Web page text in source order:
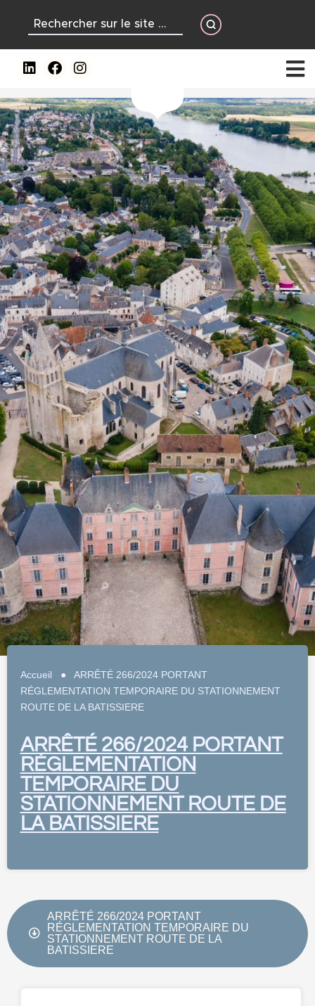
principal
Accueil ● ARRÊTÉ 266/2024 PORTANT
RÉGLEMENTATION TEMPORAIRE DU STATIONNEMENT
ROUTE DE LA BATISSIERE
ARRÊTÉ 266/2024 PORTANT
RÉGLEMENTATION
TEMPORAIRE DU
STATIONNEMENT ROUTE DE
LA BATISSIERE
ARRÊTÉ 266/2024 PORTANT
RÉGLEMENTATION TEMPORAIRE DU
STATIONNEMENT ROUTE DE LA
BATISSIERE